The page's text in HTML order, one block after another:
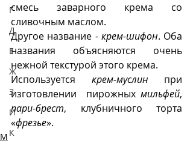
Г
Д
Е
Ж
З
И
К
смесь заварного крема со
сливочным маслом.
Другое название - крем-шифон. Оба
названия объясняются очень
нежной текстурой этого крема.
Используется крем-муслин при
изготовлении  пирожных мильфей
пари-брест, клубничного торта
«фрезье».
М